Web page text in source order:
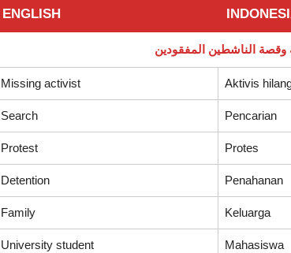
ENGLISH
وقصة الناشطين المفقودين
Aktivis
Missing activist
Pencarian
Search
Protes
Protest
Penahanan
Detention
Keluarga
Family
Mahasiswa
University student